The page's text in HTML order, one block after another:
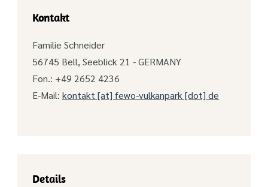
Kontakt
Familie Schneider
56745 Bell, Seeblick 21 - GERMANY
Fon.: +49 2652 4236
E-Mail: kontakt [at] fewo-vulkanpark [dot] de
Details